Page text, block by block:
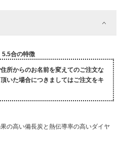
合の特徴
所からのお名前を変えてのご注文な
いた場合につきましてはご注文をキ
の高い備長炭と熱伝導率の高いダイヤ